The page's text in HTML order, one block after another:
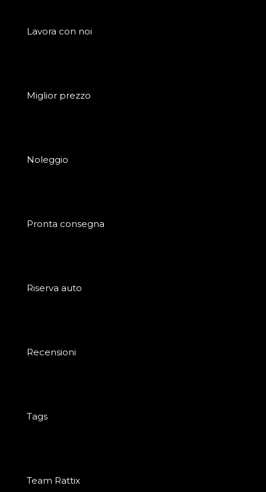
Lavora con noi
Miglior prezzo
Noleggio
Pronta consegna
Riserva auto
Recensioni
Tags
Team Rattix